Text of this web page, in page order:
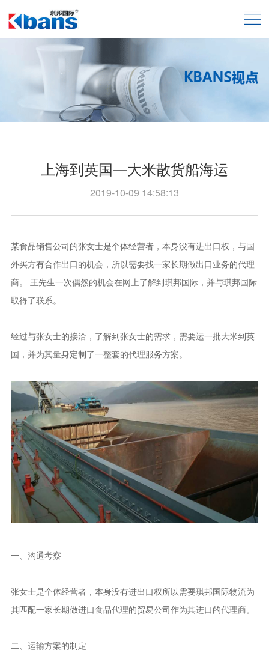
上海到英国—大米散货船海运
2019-10-09 14:58:13
某食品销售公司的张女士是个体经营者，本身没有进出口权，与国
外买方有合作出口的机会，所以需要找一家长期做出口业务的代理
商。 王先生一次偶然的机会在网上了解到琪邦国际，并与琪邦国际
取得了联系。
经过与张女士的接洽，了解到张女士的需求，需要运一批大米到英
国，并为其量身定制了一整套的代理服务方案。
一、沟通考察
张女士是个体经营者，本身没有进出口权所以需要琪邦国际物流为
其匹配一家长期做进口食品代理的贸易公司作为其进口的代理商。
二、运输方案的制定